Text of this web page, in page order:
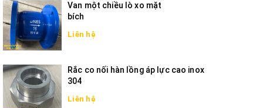
Van một chiều lò xo mặt
bích
Liên hệ
Rắc co nối hàn lồng áp lực cao inox
304
Liên hệ